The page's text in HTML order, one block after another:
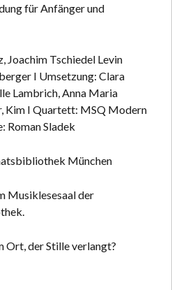
für Anfänger und
Joachim Tschiedel Levin
I Umsetzung: Clara
Lambrich, Anna Maria
Kim I Quartett: MSQ Modern
Roman Sladek
München
Musiklesesaal der
Ort, der Stille verlangt?